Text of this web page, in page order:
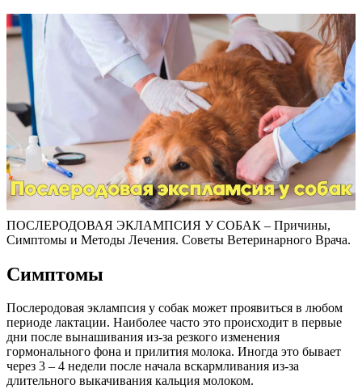
ПОСЛЕРОДОВАЯ ЭКЛАМПСИЯ У СОБАК – Причины,
Симптомы и Методы Лечения. Советы Ветеринарного Врача.
Симптомы
Послеродовая эклампсия у собак может проявиться в любом
периоде лактации. Наиболее часто это происходит в первые
дни после вынашивания из-за резкого изменения
гормонального фона и прилития молока. Иногда это бывает
через 3 – 4 недели после начала вскармливания из-за
длительного выкачивания кальция молоком.